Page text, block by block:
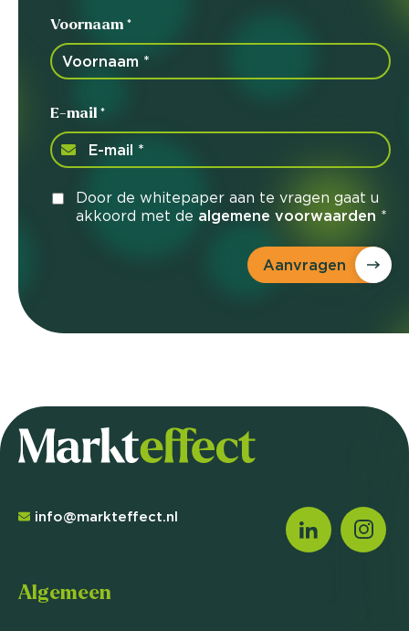
Voornaam *
E-mail *
Door de whitepaper aan te vragen gaat u
akkoord met de algemene voorwaarden *
Aanvragen
info@markteffect.nl
Algemeen